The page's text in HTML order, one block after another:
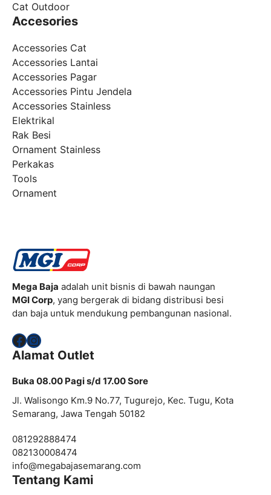
Cat Outdoor
Accesories
Accessories Cat
Accessories Lantai
Accessories Pagar
Accessories Pintu Jendela
Accessories Stainless
Elektrikal
Rak Besi
Ornament Stainless
Perkakas
Tools
Ornament
Mega Baja adalah unit bisnis di bawah naungan
MGI Corp, yang bergerak di bidang distribusi besi
dan baja untuk mendukung pembangunan nasional.
Facebook
Instagram
Alamat Outlet
Buka 08.00 Pagi s/d 17.00 Sore
Jl. Walisongo Km.9 No.77, Tugurejo, Kec. Tugu, Kota
Semarang, Jawa Tengah 50182
081292888474
082130008474
info@megabajasemarang.com
Tentang Kami